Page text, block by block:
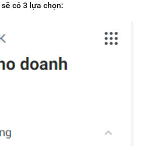
sẽ có 3 lựa chọn: